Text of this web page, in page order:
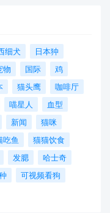
细犬
日本狆
物 国际
鸡
猫头鹰
咖啡厅
喵星人
血型
新闻
猫咪
吃鱼
猫猫饮食
发腮
哈士奇
可视频看狗